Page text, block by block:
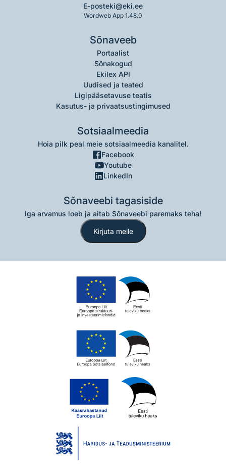
E-posteki@eki.ee
Wordweb App 1.48.0
Sõnaveeb
Portaalist
Sõnakogud
Ekilex API
Uudised ja teated
Ligipääsetavuse teatis
Kasutus- ja privaatsustingimused
Sotsiaalmeedia
Hoia pilk peal meie sotsiaalmeedia kanalitel.
Facebook
Youtube
LinkedIn
Sõnaveebi tagasiside
Iga arvamus loeb ja aitab Sõnaveebi paremaks teha!
Kirjuta meile